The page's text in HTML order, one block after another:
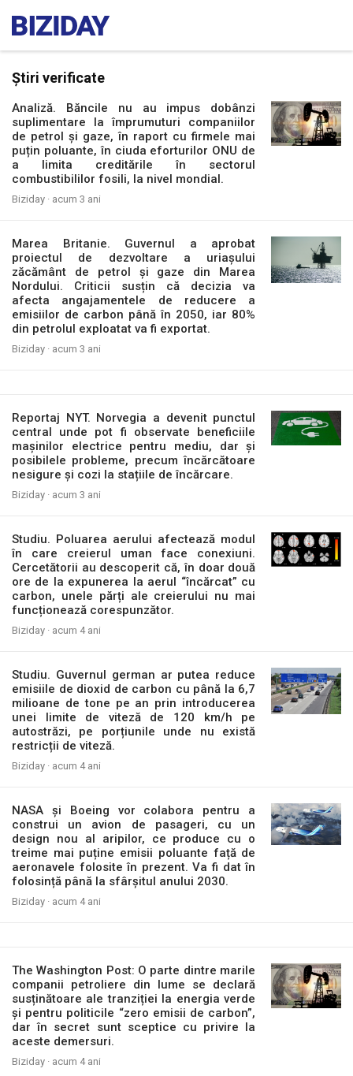
Știri verificate
Analiză. Băncile nu au impus dobânzi
suplimentare la împrumuturi companiilor
de petrol și gaze, în raport cu firmele mai
puțin poluante, în ciuda eforturilor ONU de
a limita creditările în sectorul
combustibililor fosili, la nivel mondial.
Biziday · acum 3 ani
Marea Britanie. Guvernul a aprobat
proiectul de dezvoltare a uriașului
zăcământ de petrol și gaze din Marea
Nordului. Criticii susțin că decizia va
afecta angajamentele de reducere a
emisiilor de carbon până în 2050, iar 80%
din petrolul exploatat va fi exportat.
Biziday · acum 3 ani
Reportaj NYT. Norvegia a devenit punctul
central unde pot fi observate beneficiile
mașinilor electrice pentru mediu, dar și
posibilele probleme, precum încărcătoare
nesigure și cozi la stațiile de încărcare.
Biziday · acum 3 ani
Studiu. Poluarea aerului afectează modul
în care creierul uman face conexiuni.
Cercetătorii au descoperit că, în doar două
ore de la expunerea la aerul “încărcat” cu
carbon, unele părți ale creierului nu mai
funcționează corespunzător.
Biziday · acum 4 ani
Studiu. Guvernul german ar putea reduce
emisiile de dioxid de carbon cu până la 6,7
milioane de tone pe an prin introducerea
unei limite de viteză de 120 km/h pe
autostrăzi, pe porțiunile unde nu există
restricții de viteză.
Biziday · acum 4 ani
NASA și Boeing vor colabora pentru a
construi un avion de pasageri, cu un
design nou al aripilor, ce produce cu o
treime mai puține emisii poluante față de
aeronavele folosite în prezent. Va fi dat în
folosință până la sfârșitul anului 2030.
Biziday · acum 4 ani
The Washington Post: O parte dintre marile
companii petroliere din lume se declară
susținătoare ale tranziției la energia verde
și pentru politicile “zero emisii de carbon”,
dar în secret sunt sceptice cu privire la
aceste demersuri.
Biziday · acum 4 ani